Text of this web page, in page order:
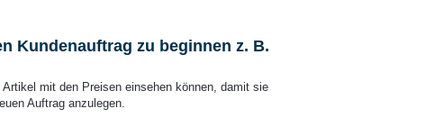
Kundenauftrag zu beginnen z. B.
mit den Preisen einsehen können, damit sie
Auftrag anzulegen.